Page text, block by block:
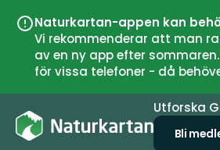
Naturkartan-appen kan
Vi rekommenderar att man
av en ny app efter
för vissa telefoner - då
Utforska
Bli